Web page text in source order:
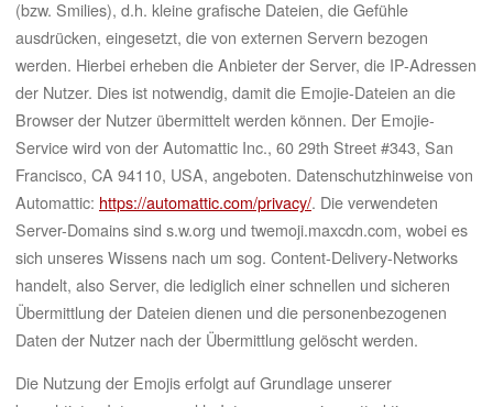
(bzw. Smilies), d.h. kleine grafische Dateien, die Gefühle
ausdrücken, eingesetzt, die von externen Servern bezogen
werden. Hierbei erheben die Anbieter der Server, die IP-Adressen
der Nutzer. Dies ist notwendig, damit die Emojie-Dateien an die
Browser der Nutzer übermittelt werden können. Der Emojie-
Service wird von der Automattic Inc., 60 29th Street #343, San
Francisco, CA 94110, USA, angeboten. Datenschutzhinweise von
Automattic: https://automattic.com/privacy/. Die verwendeten
Server-Domains sind s.w.org und twemoji.maxcdn.com, wobei es
sich unseres Wissens nach um sog. Content-Delivery-Networks
handelt, also Server, die lediglich einer schnellen und sicheren
Übermittlung der Dateien dienen und die personenbezogenen
Daten der Nutzer nach der Übermittlung gelöscht werden.
Die Nutzung der Emojis erfolgt auf Grundlage unserer